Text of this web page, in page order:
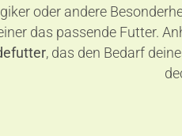
oder andere
das passende Futter.
, das den Bedarf